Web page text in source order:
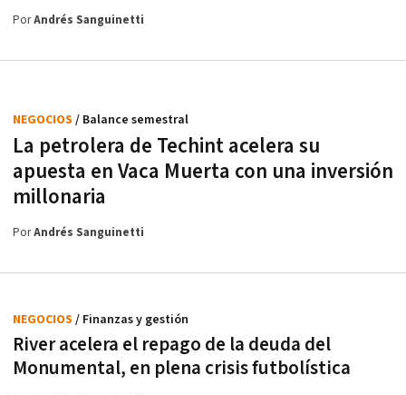
PorAndrés Sanguinetti
La petrolera de Techint acelera su
apuesta en Vaca Muerta con una inversión
millonaria
NEGOCIOS / Balance semestral
PorAndrés Sanguinetti
River acelera el repago de la deuda del
Monumental, en plena crisis futbolística
NEGOCIOS / Finanzas y gestión